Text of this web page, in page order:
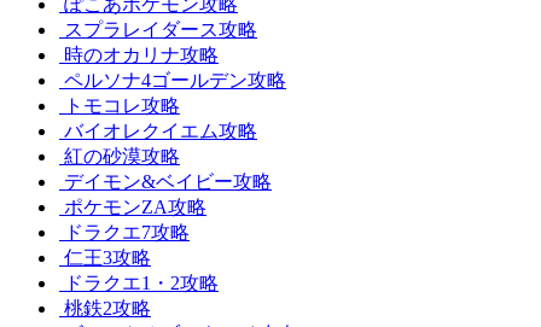
スプラレイダース攻略
時のオカリナ攻略
ペルソナ4ゴールデン攻略
トモコレ攻略
バイオレクイエム攻略
紅の砂漠攻略
デイモン&ベイビー攻略
ポケモンZA攻略
ドラクエ7攻略
仁王3攻略
ドラクエ1・2攻略
桃鉄2攻略